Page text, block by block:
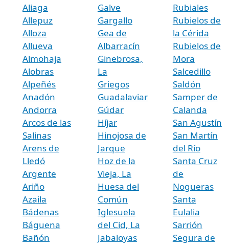
Aliaga
Allepuz
Alloza
Allueva
Almohaja
Alobras
Alpeñés
Anadón
Andorra
Arcos de las
Salinas
Arens de
Lledó
Argente
Ariño
Azaila
Bádenas
Báguena
Bañón
Galve
Gargallo
Gea de
Albarracín
Ginebrosa,
La
Griegos
Guadalaviar
Gúdar
Híjar
Hinojosa de
Jarque
Hoz de la
Vieja, La
Huesa del
Común
Iglesuela
del Cid, La
Jabaloyas
Rubiales
Rubielos de
la Cérida
Rubielos de
Mora
Salcedillo
Saldón
Samper de
Calanda
San Agustín
San Martín
del Río
Santa Cruz
de
Nogueras
Santa
Eulalia
Sarrión
Segura de